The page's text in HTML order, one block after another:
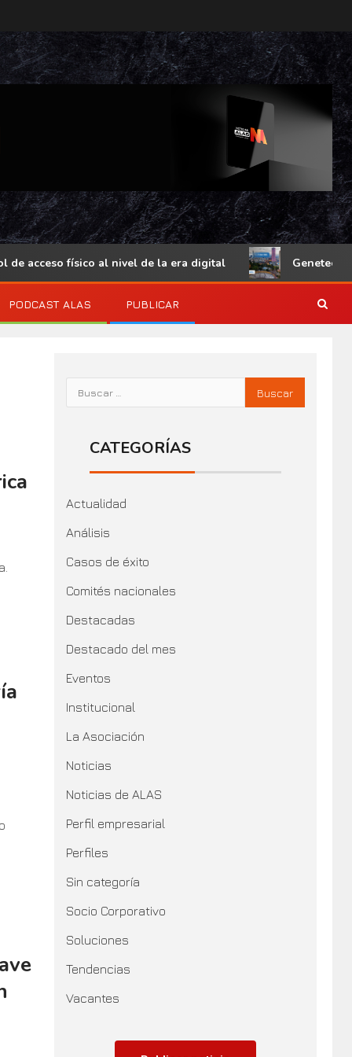
físico al nivel de la era digital Genetec
PODCAST ALAS PUBLICAR
CATEGORÍAS
Actualidad
Análisis
Casos de éxito
Comités nacionales
Destacadas
Destacado del mes
Eventos
Institucional
La Asociación
Noticias
Noticias de ALAS
Perfil empresarial
Perfiles
Sin categoría
Socio Corporativo
Soluciones
Tendencias
Vacantes